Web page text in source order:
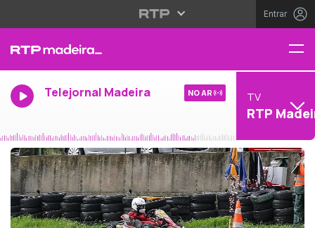
Entrar
Telejornal Madeira NO AR TV
RTP